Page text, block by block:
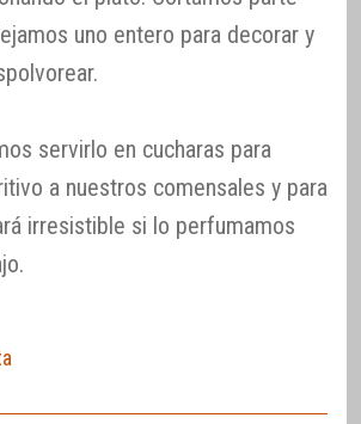
uno entero para decorar y
servirlo en cucharas para
a nuestros comensales y para
irresistible si lo perfumamos